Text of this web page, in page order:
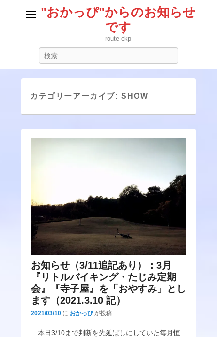
"おかっぴ"からのお知らせ
です
route-okp
カテゴリーアーカイブ:SHOW
お知らせ（3/11追記あり）：3月
『リトルバイキング・たじみ定期
会』『寺子屋』を「おやすみ」とし
ます（2021.3.10 記）
2021/03/10 に おかっぴ が投稿
本日3/10まで判断を先延ばしにしていた毎月恒